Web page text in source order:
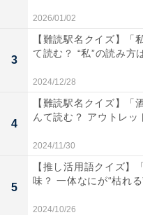
2026/01/02
3
【難読駅名クイズ】「
て読む？ “私”の読み方
2024/12/28
4
【難読駅名クイズ】「
んて読む？ アウトレッ
2024/11/30
5
【推し活用語クイズ】
味？ 一体なにが“枯れる
2024/10/26